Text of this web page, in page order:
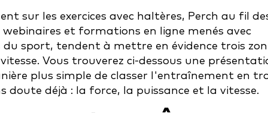
sur les exercices avec haltères, Perch au fil
webinaires et formations en ligne menés avec
du sport, tendent à mettre en évidence trois
Vous trouverez ci-dessous une
plus simple de classer l'entraînement en
doute déjà : la force, la puissance et la vitesse.